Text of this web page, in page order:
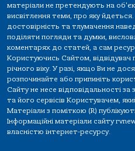
матеріали не претендують на
висвітлення теми, про яку йдеться.
достовірність та тлумачення
поділяти погляди та думки,
коментарях до статей, а сам
Користуючись Сайтом,
річного віку. У разі, якщо Ви не
розпочинайте або припиніть
Сайту не несе відповідальності
та його сервісів Користувачем,
Матеріали з поміткою (R)
Інформаційні матеріали сайту
власністю інтернет-ресурсу.